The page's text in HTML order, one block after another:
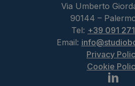
Via Umberto
90144 –
Tel: +39 091
Email:
Privacy
Cookie